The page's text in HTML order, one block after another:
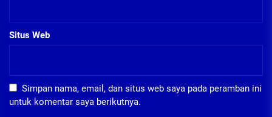
Situs Web
Simpan nama, email, dan situs web saya pada peramban ini
untuk komentar saya berikutnya.